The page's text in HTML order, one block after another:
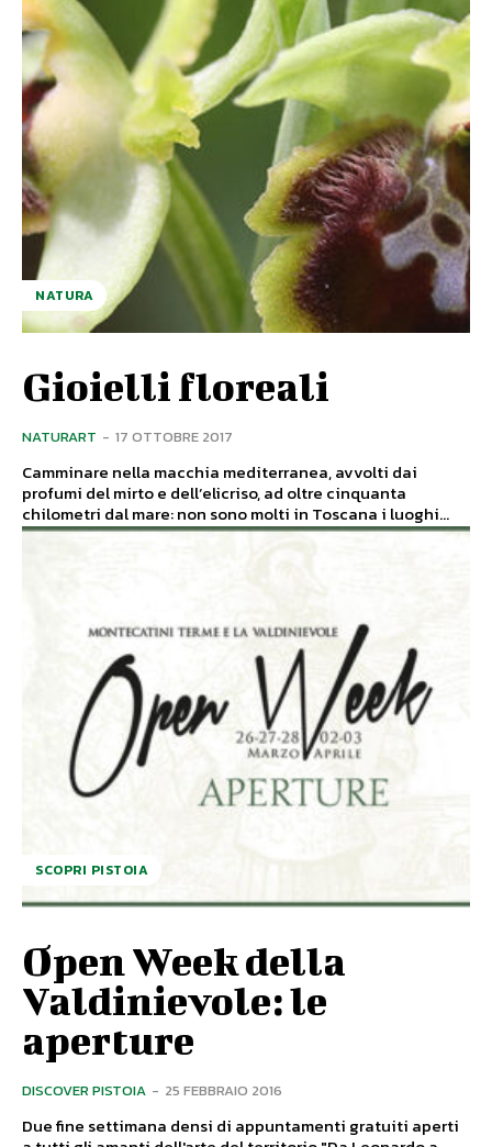
NATURA
Gioielli floreali
NATURART - 17 OTTOBRE 2017
Camminare nella macchia mediterranea, avvolti dai
profumi del mirto e dell’elicriso, ad oltre cinquanta
chilometri dal mare: non sono molti in Toscana i luoghi...
SCOPRI PISTOIA
Open Week della
Valdinievole: le
aperture
DISCOVER PISTOIA - 25 FEBBRAIO 2016
Due fine settimana densi di appuntamenti gratuiti aperti